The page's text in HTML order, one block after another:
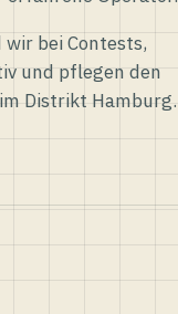
wir bei Contests,
und pflegen den
Distrikt Hamburg.